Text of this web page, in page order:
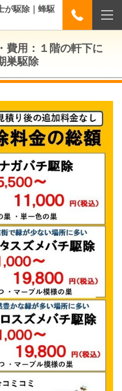
が駆除｜蜂駆
費用：１階の軒下に
巣駆除